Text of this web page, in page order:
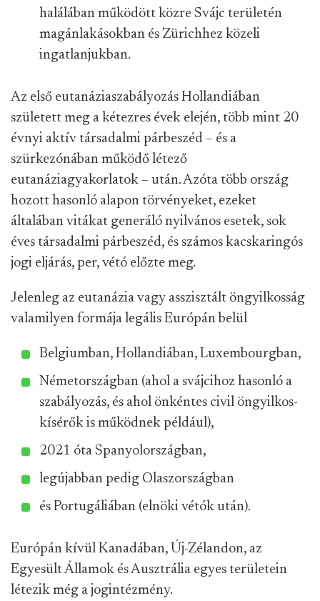
halálában működött közre Svájc területén
magánlakásokban és Zürichhez közeli
ingatlanjukban.
Az első eutanáziaszabályozás Hollandiában
született meg a kétezres évek elején, több mint 20
évnyi aktív társadalmi párbeszéd – és a
szürkezónában működő létező
eutanáziagyakorlatok – után. Azóta több ország
hozott hasonló alapon törvényeket, ezeket
általában vitákat generáló nyilvános esetek, sok
éves társadalmi párbeszéd, és számos kacskaringós
jogi eljárás, per, vétó előzte meg.
Jelenleg az eutanázia vagy asszisztált öngyilkosság
valamilyen formája legális Európán belül
Belgiumban, Hollandiában, Luxembourgban,
Németországban (ahol a svájcihoz hasonló a
szabályozás, és ahol önkéntes civil öngyilkos-
kísérők is működnek például),
2021 óta Spanyolországban,
legújabban pedig Olaszországban
és Portugáliában (elnöki vétók után).
Európán kívül Kanadában, Új-Zélandon, az
Egyesült Államok és Ausztrália egyes területein
létezik még a jogintézmény.